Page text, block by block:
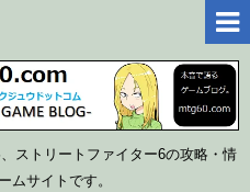
ストリートファイター6の攻略・情
ムサイトです。